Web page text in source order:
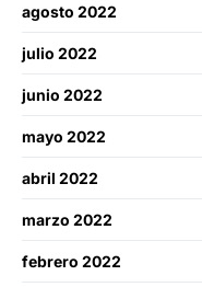
agosto 2022
julio 2022
junio 2022
mayo 2022
abril 2022
marzo 2022
febrero 2022